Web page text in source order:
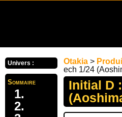
Univers :
Sommaire
Otakia >
ech 1/24
Initial D